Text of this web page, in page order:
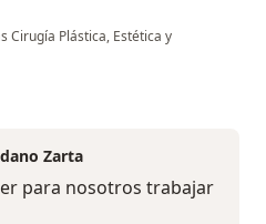
Cirugía Plástica, Estética y
Zarta
para nosotros trabajar